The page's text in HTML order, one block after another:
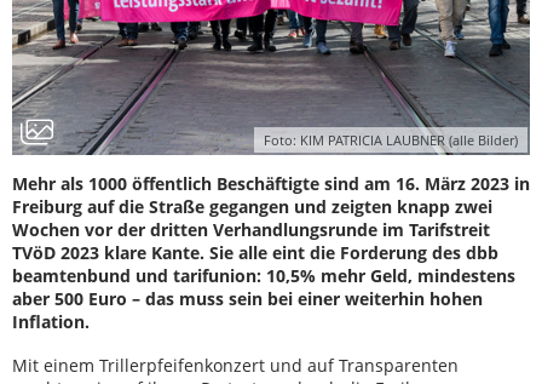
Foto: KIM PATRICIA LAUBNER (alle Bilder)
Mehr als 1000 öffentlich Beschäftigte sind am 16. März 2023 in
Freiburg auf die Straße gegangen und zeigten knapp zwei
Wochen vor der dritten Verhandlungsrunde im Tarifstreit
TVöD 2023 klare Kante. Sie alle eint die Forderung des dbb
beamtenbund und tarifunion: 10,5% mehr Geld, mindestens
aber 500 Euro – das muss sein bei einer weiterhin hohen
Inflation.
Mit einem Trillerpfeifenkonzert und auf Transparenten